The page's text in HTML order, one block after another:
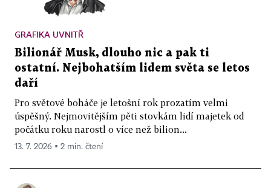
GRAFIKA UVNITŘ
Bilionář Musk, dlouho nic a pak ti
ostatní. Nejbohatším lidem světa se letos
daří
Pro světové boháče je letošní rok prozatím velmi
úspěšný. Nejmovitějším pěti stovkám lidí majetek od
počátku roku narostl o více než bilion...
13. 7. 2026 ▪ 2 min. čtení